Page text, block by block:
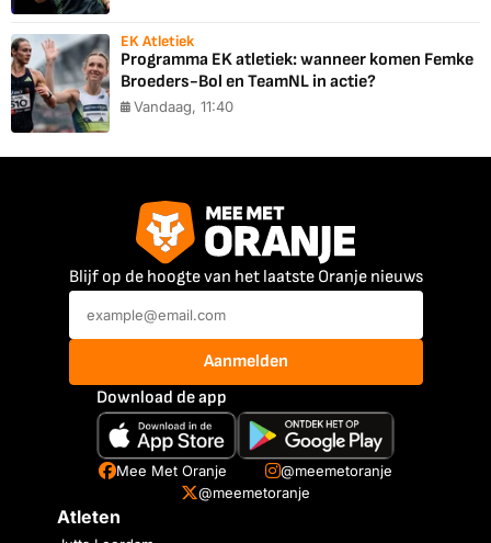
EK Atletiek
Programma EK atletiek: wanneer komen Femke
Broeders-Bol en TeamNL in actie?
Vandaag, 11:40
Blijf op de hoogte van het laatste Oranje nieuws
Aanmelden
Download de app
Mee Met Oranje
@meemetoranje
@meemetoranje
Atleten